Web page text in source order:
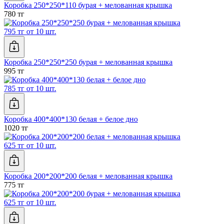
Коробка 250*250*110 бурая + мелованная крышка
780 тг
795 тг от 10 шт.
Коробка 250*250*250 бурая + мелованная крышка
995 тг
785 тг от 10 шт.
Коробка 400*400*130 белая + белое дно
1020 тг
625 тг от 10 шт.
Коробка 200*200*200 белая + мелованная крышка
775 тг
625 тг от 10 шт.